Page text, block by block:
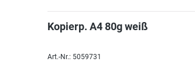
Kopierp. A4 80g weiß
Art.-Nr.: 5059731